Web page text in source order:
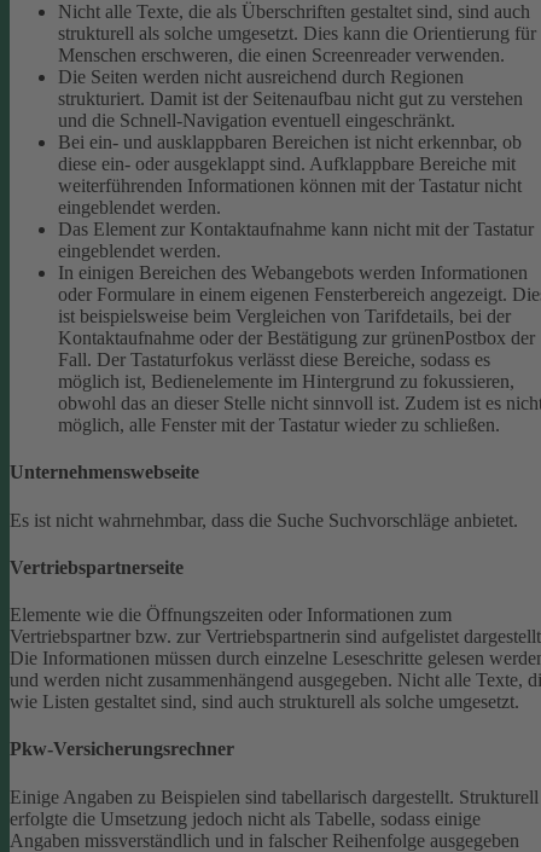
Nicht alle Texte, die als Überschriften gestaltet sind, sind auch
strukturell als solche umgesetzt. Dies kann die Orientierung für
Menschen erschweren, die einen Screenreader verwenden.
Die Seiten werden nicht ausreichend durch Regionen
strukturiert. Damit ist der Seitenaufbau nicht gut zu verstehen
und die Schnell-Navigation eventuell eingeschränkt.
Bei ein- und ausklappbaren Bereichen ist nicht erkennbar, ob
diese ein- oder ausgeklappt sind. Aufklappbare Bereiche mit
weiterführenden Informationen können mit der Tastatur nicht
eingeblendet werden.
Das Element zur Kontaktaufnahme kann nicht mit der Tastatur
eingeblendet werden.
In einigen Bereichen des Webangebots werden Informationen
oder Formulare in einem eigenen Fensterbereich angezeigt.
ist beispielsweise beim Vergleichen von Tarifdetails, bei der
Kontaktaufnahme oder der Bestätigung zur grünenPostbox der
Fall. Der Tastaturfokus verlässt diese Bereiche, sodass es
möglich ist, Bedienelemente im Hintergrund zu fokussieren,
obwohl das an dieser Stelle nicht sinnvoll ist. Zudem ist es
möglich, alle Fenster mit der Tastatur wieder zu schließen.
Unternehmenswebseite
Es ist nicht wahrnehmbar, dass die Suche Suchvorschläge anbietet.
Vertriebspartnerseite
Elemente wie die Öffnungszeiten oder Informationen zum
Vertriebspartner bzw. zur Vertriebspartnerin sind aufgelistet
Die Informationen müssen durch einzelne Leseschritte gelesen
und werden nicht zusammenhängend ausgegeben. Nicht alle Texte,
wie Listen gestaltet sind, sind auch strukturell als solche umgesetzt.
Pkw-Versicherungsrechner
Einige Angaben zu Beispielen sind tabellarisch dargestellt. Strukturell
erfolgte die Umsetzung jedoch nicht als Tabelle, sodass einige
Angaben missverständlich und in falscher Reihenfolge ausgegeben